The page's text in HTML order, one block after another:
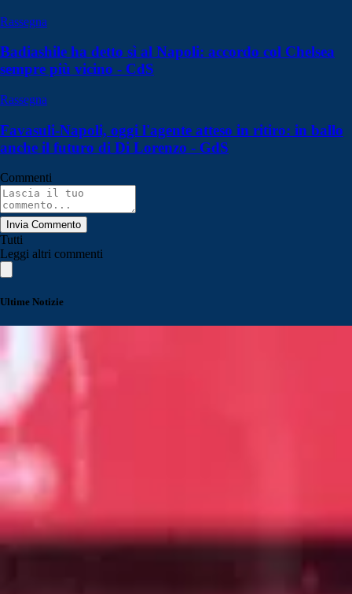
Rassegna
Badiashile ha detto sì al Napoli: accordo col Chelsea
sempre più vicino - CdS
Rassegna
Favasuli-Napoli, oggi l'agente atteso in ritiro: in ballo
anche il futuro di Di Lorenzo - GdS
Commenti
Invia Commento
Tutti
Leggi altri commenti
Ultime Notizie